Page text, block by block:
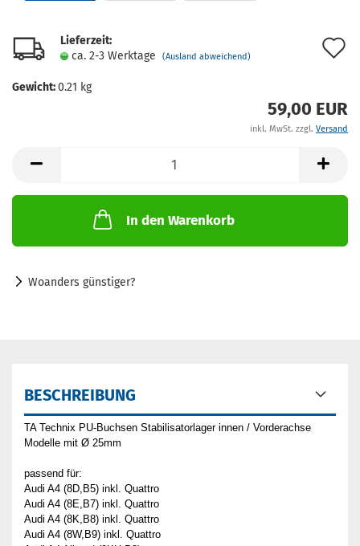
Lieferzeit:
ca. 2-3 Werktage
(Ausland abweichend)
Gewicht:0.21 kg
59,00 EUR
inkl. MwSt. zzgl. Versand
In den Warenkorb
Woanders günstiger?
BESCHREIBUNG
TA Technix PU-Buchsen Stabilisatorlager innen / Vorderachse
Modelle mit Ø 25mm
passend für:
Audi A4 (8D,B5) inkl. Quattro
Audi A4 (8E,B7) inkl. Quattro
Audi A4 (8K,B8) inkl. Quattro
Audi A4 (8W,B9) inkl. Quattro